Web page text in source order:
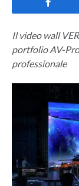
Il video wall
portfolio AV-
professionale